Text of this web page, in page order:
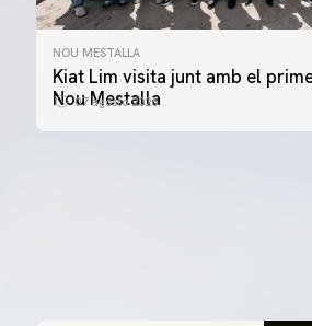
NOU MESTALLA
Kiat Lim visita junt amb el
Nou Mestalla
07 agosto 2026